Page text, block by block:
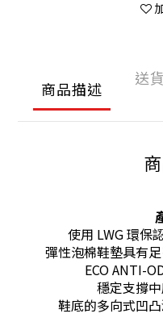
商品描述
送
使用 LWG 環保
彈性泡棉鞋墊具有
ECO ANTI-
穩定支撐
鞋底的多向式凹